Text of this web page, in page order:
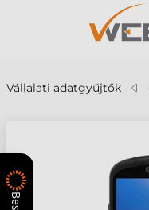
Vállalati adatgyűjtők